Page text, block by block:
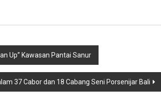
Up” Kawasan Pantai Sanur
37 Cabor dan 18 Cabang Seni Porsenijar Bali